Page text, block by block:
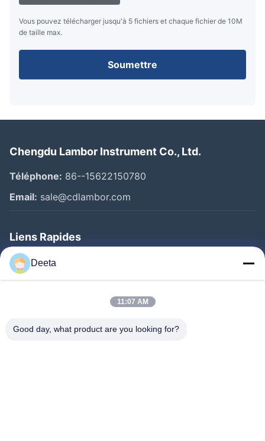
Vous pouvez télécharger jusqu'à 5 fichiers et chaque fichier de 10M
de taille max.
Soumettre
Chengdu Lambor Instrument Co., Ltd.
Téléphone: 86--15622150780
Email: sale@cdlambor.com
Liens Rapides
Aperçu
Produits
Visite D'usine
Deeta
11:07 AM
Good day, what product are you looking for?